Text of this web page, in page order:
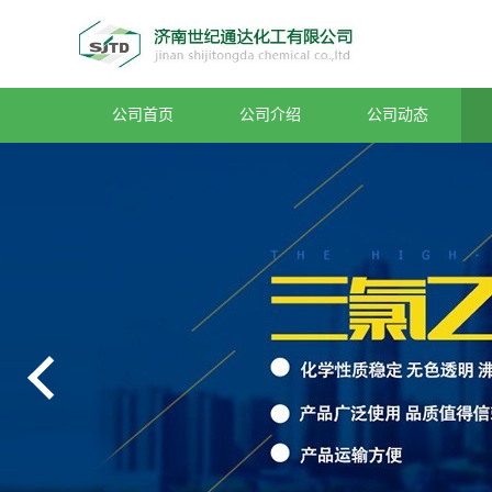
公司首页 公司介绍 公司动态